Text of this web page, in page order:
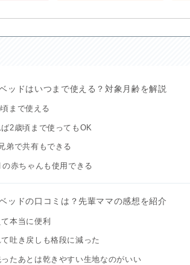
ッドはいつまで使える？対象月齢を解説
まで使える
2歳頃まで使ってもOK
弟で共有もできる
赤ちゃんも使用できる
ッドの口コミは？先輩ママの感想を紹介
本当に便利
吐き戻しも格段に減った
たあとは乾きやすい生地なのがいい